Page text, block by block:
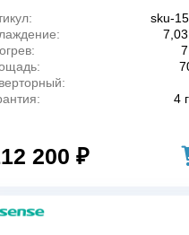
обогрев, SCOP
дБ(А)
sku-
4
200 ₽